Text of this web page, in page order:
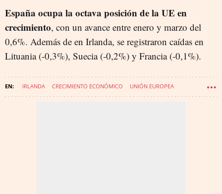
España ocupa la octava posición de la UE en
crecimiento, con un avance entre enero y marzo del
0,6%. Además de en Irlanda, se registraron caídas en
Lituania (-0,3%), Suecia (-0,2%) y Francia (-0,1%).
IRLANDA CRECIMIENTO ECONÓMICO UNIÓN EUROPEA